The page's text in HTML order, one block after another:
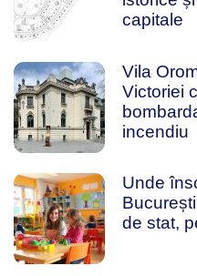
capitale
Vila
Victoriei
incendiu
Unde
de stat,